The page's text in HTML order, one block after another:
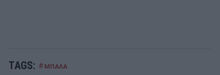
TAGS: # ΜΠΑΛΑ